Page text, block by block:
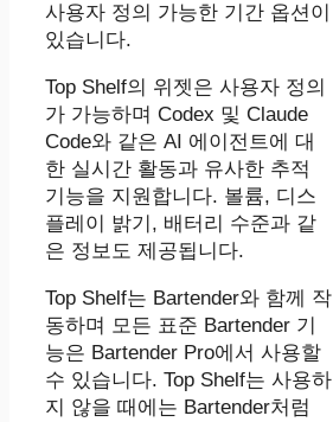
사용자 정의 가능한 기간 옵션이
있습니다.
Top Shelf의 위젯은 사용자 정의
가 가능하며 Codex 및 Claude
Code와 같은 AI 에이전트에 대
한 실시간 활동과 유사한 추적
기능을 지원합니다. 볼륨, 디스
플레이 밝기, 배터리 수준과 같
은 정보도 제공됩니다.
Top Shelf는 Bartender와 함께 작
동하며 모든 표준 Bartender 기
능은 Bartender Pro에서 사용할
수 있습니다. Top Shelf는 사용하
지 않을 때에는 Bartender처럼